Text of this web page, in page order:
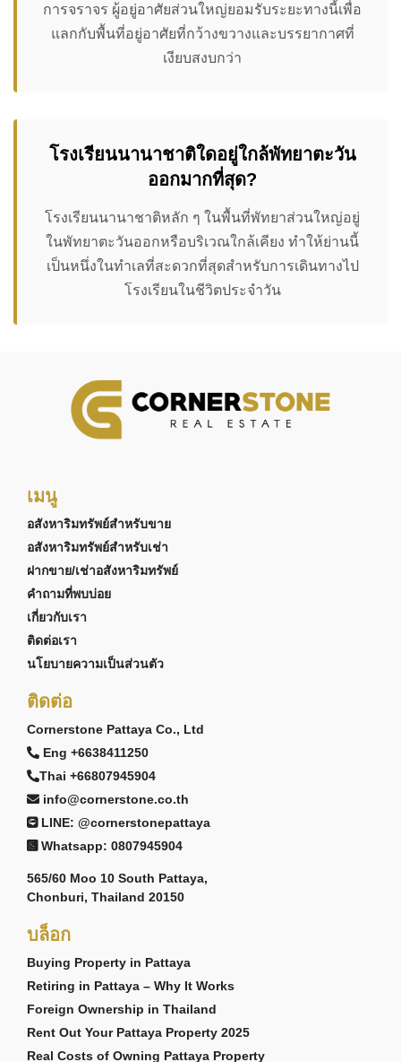
การจราจร ผู้อยู่อาศัยส่วนใหญ่ยอมรับระยะทางนี้เพื่อ
แลกกับพื้นที่อยู่อาศัยที่กว้างขวางและบรรยากาศที่
เงียบสงบกว่า
โรงเรียนนานาชาติใดอยู่ใกล้พัทยาตะวัน
ออกมากที่สุด?
โรงเรียนนานาชาติหลัก ๆ ในพื้นที่พัทยาส่วนใหญ่อยู่
ในพัทยาตะวันออกหรือบริเวณใกล้เคียง ทำให้ย่านนี้
เป็นหนึ่งในทำเลที่สะดวกที่สุดสำหรับการเดินทางไป
โรงเรียนในชีวิตประจำวัน
เมนู
อสังหาริมทรัพย์สำหรับขาย
อสังหาริมทรัพย์สำหรับเช่า
ฝากขาย/เช่าอสังหาริมทรัพย์
คำถามที่พบบ่อย
เกี่ยวกับเรา
ติดต่อเรา
นโยบายความเป็นส่วนตัว
ติดต่อ
Cornerstone Pattaya Co., Ltd
Eng +6638411250
Thai +66807945904
info@cornerstone.co.th
LINE: @cornerstonepattaya
Whatsapp: 0807945904
565/60 Moo 10 South Pattaya,
Chonburi, Thailand 20150
บล็อก
Buying Property in Pattaya
Retiring in Pattaya – Why It Works
Foreign Ownership in Thailand
Rent Out Your Pattaya Property 2025
Real Costs of Owning Pattaya Property